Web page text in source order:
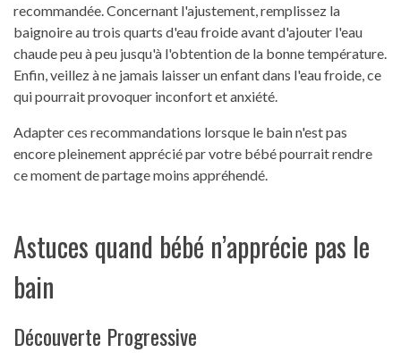
recommandée. Concernant l'ajustement, remplissez la
baignoire au trois quarts d'eau froide avant d'ajouter l'eau
chaude peu à peu jusqu'à l'obtention de la bonne température.
Enfin, veillez à ne jamais laisser un enfant dans l'eau froide, ce
qui pourrait provoquer inconfort et anxiété.
Adapter ces recommandations lorsque le bain n'est pas
encore pleinement apprécié par votre bébé pourrait rendre
ce moment de partage moins appréhendé.
Astuces quand bébé n’apprécie pas le
bain
Découverte Progressive